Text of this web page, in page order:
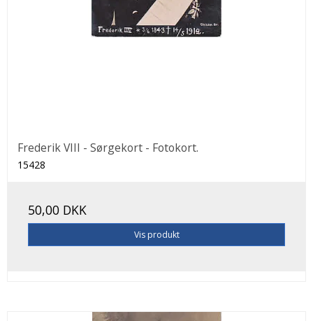
Frederik VIII - Sørgekort - Fotokort.
15428
50,00 DKK
Vis produkt